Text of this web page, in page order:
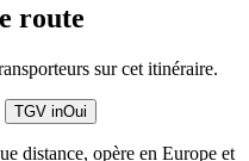
route
sur cet itinéraire.
TGV inOui
distance, opère en Europe et